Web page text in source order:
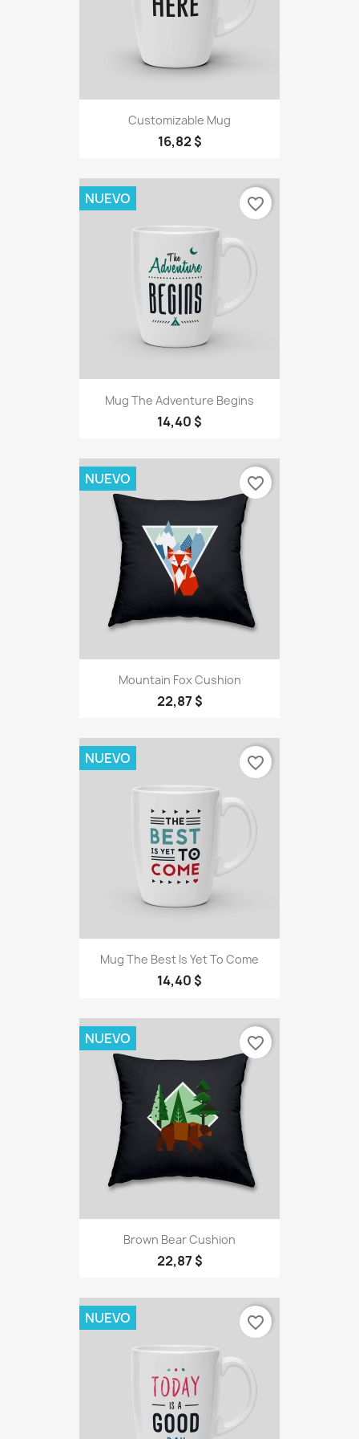
Customizable Mug
16,82 $
Mug The Adventure Begins
14,40 $
NUEVO favorite_border
Mountain Fox Cushion
22,87 $
NUEVO favorite_border
Mug The Best Is Yet To Come
14,40 $
NUEVO favorite_border
Brown Bear Cushion
22,87 $
NUEVO favorite_border
NUEVO favorite_border